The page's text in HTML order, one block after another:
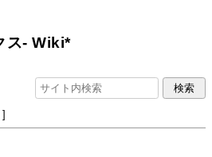
ス- Wiki*
]